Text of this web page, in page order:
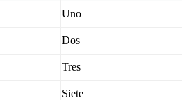
Uno
Dos
Tres
Siete